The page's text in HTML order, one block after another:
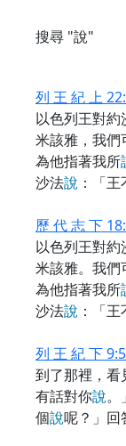
搜尋 "說"
列 王 紀 上
以色列王對約
米該雅，我們
為他指著我所
沙法說 ：「
歷 代 志 下
以色列王對約
米該雅。我們
為他指著我所
沙法說 ：「
列 王 紀 下 9:5
到了那裡，看
有話對你說。
個說呢？」回